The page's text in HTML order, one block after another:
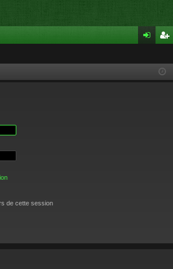
cri
de cette session